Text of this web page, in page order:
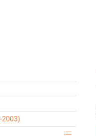
2003)